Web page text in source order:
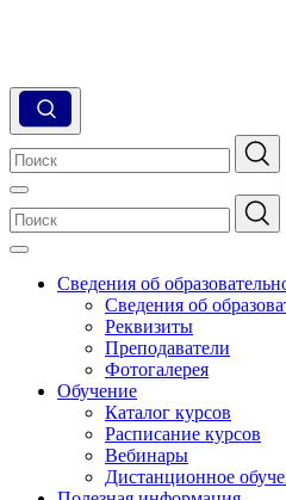
Сведения об
Сведения об
Реквизиты
Преподаватели
Фотогалерея
Обучение
Каталог курсов
Расписание курсов
Вебинары
Дистанционное